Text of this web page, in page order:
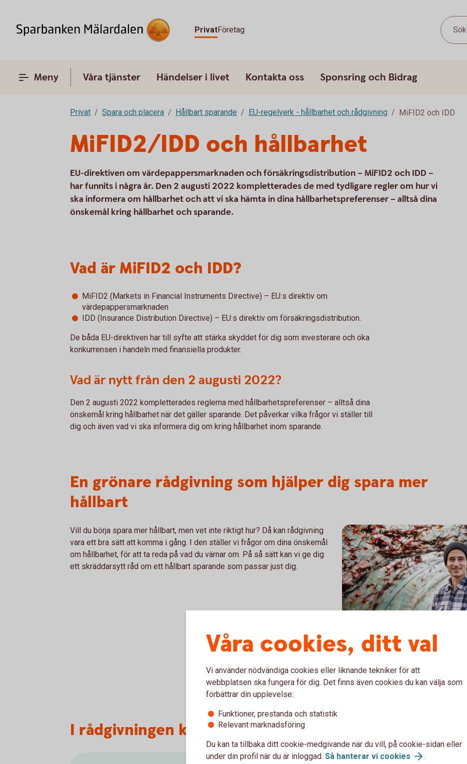
PrivatFöretag Sök
Meny Våra tjänster Händelser i livet Kontakta oss Sponsring och Bidrag
Privat Spara och placera Hållbart sparande EU-regelverk - hållbarhet och rådgivning MiFID2 och IDD
MiFID2/IDD och hållbarhet
EU-direktiven om värdepappersmarknaden och försäkringsdistribution – MiFID2 och IDD –
har funnits i några år. Den 2 augusti 2022 kompletterades de med tydligare regler om hur vi
ska informera om hållbarhet och att vi ska hämta in dina hållbarhetspreferenser – alltså dina
önskemål kring hållbarhet och sparande.
Vad är MiFID2 och IDD?
MiFID2 (Markets in Financial Instruments Directive) – EU:s direktiv om
värdepappersmarknaden
IDD (Insurance Distribution Directive) – EU:s direktiv om försäkringsdistribution.
De båda EU-direktiven har till syfte att stärka skyddet för dig som investerare och öka
konkurrensen i handeln med finansiella produkter.
Vad är nytt från den 2 augusti 2022?
Den 2 augusti 2022 kompletterades reglerna med hållbarhetspreferenser – alltså dina
önskemål kring hållbarhet när det gäller sparande. Det påverkar vilka frågor vi ställer till
dig och även vad vi ska informera dig om kring hållbarhet inom sparande.
En grönare rådgivning som hjälper dig spara mer
hållbart
Vill du börja spara mer hållbart, men vet inte riktigt hur? Då kan rådgivning
vara ett bra sätt att komma i gång. I den ställer vi frågor om dina önskemål
om hållbarhet, för att ta reda på vad du värnar om. På så sätt kan vi ge dig
ett skräddarsytt råd om ett hållbart sparande som passar just dig.
I rådgivningen kommer vi att:
Våra cookies, ditt val
Vi använder nödvändiga cookies eller liknande tekniker för att
webbplatsen ska fungera för dig. Det finns även cookies du kan välja som
förbättrar din upplevelse:
Funktioner, prestanda och statistik
Relevant marknadsföring
Du kan ta tillbaka ditt cookie-medgivande när du vill, på cookie-sidan eller
under din profil när du är inloggad. Så hanterar vi cookies .